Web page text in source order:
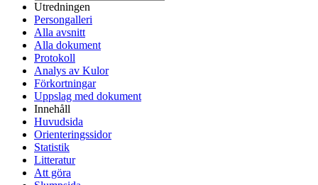
Utredningen
Persongalleri
Alla avsnitt
Alla dokument
Protokoll
Analys av Kulor
Förkortningar
Uppslag med dokument
Innehåll
Huvudsida
Orienteringssidor
Statistik
Litteratur
Att göra